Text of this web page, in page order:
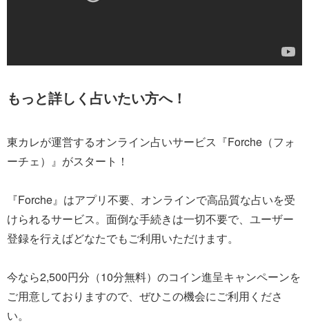
もっと詳しく占いたい方へ！
東カレが運営するオンライン占いサービス『Forche（フォ
ーチェ）』がスタート！
『Forche』はアプリ不要、オンラインで高品質な占いを受
けられるサービス。面倒な手続きは一切不要で、ユーザー
登録を行えばどなたでもご利用いただけます。
今なら2,500円分（10分無料）のコイン進呈キャンペーンを
ご用意しておりますので、ぜひこの機会にご利用くださ
い。